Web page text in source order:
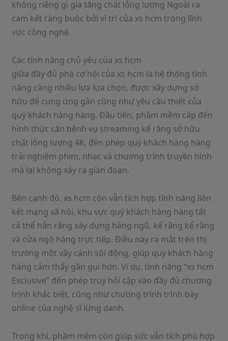
không riêng gì gia tăng chất lỏng lượng Ngoài ra
cam kết ràng buộc bởi vì trí của xs hcm trong lĩnh
vực công nghệ.
Các tính năng chủ yếu của xs hcm
giữa đầy đủ phá cơ hội của xs hcm là hệ thống tính
năng càng nhiều lựa lựa chọn, được xây dựng sở
hữu để cung ứng gần cũng như yêu cầu thiết của
quý khách hàng hàng. Đầu tiên, phầm mềm cấp đến
hình thức căn bệnh vụ streaming kể rằng sở hữu
chất lỏng lượng 4K, đến phép quý khách hàng hàng
trải nghiệm phim, nhạc và chương trình truyền hình
mà lại không xảy ra gián đoạn.
Bên cạnh đó, xs hcm còn vẫn tích hợp tính năng liên
kết mạng xã hội, khu vực quý khách hàng hàng tất
cả thể hẳn rằng xây dựng hàng ngũ, kể rằng kể rằng
và cửa ngõ hàng trực tiếp. Điều này ra mắt trên thị
trường một vây cánh sôi động, giúp quý khách hàng
hàng cảm thấy gần gụi hơn. Ví dụ, tính năng “xs hcm
Exclusive” đến phép truy hỏi cập vào đầy đủ chương
trình khác biệt, cũng như chương trình trình bày
online của nghệ sĩ lừng danh.
Trong khi, phầm mềm còn giúp sức vẫn tích phù hợp